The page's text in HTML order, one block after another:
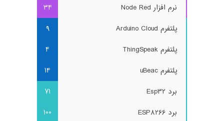
نرم افزار Node Red
34
پلتفرم Arduino Cloud
9
پلتفرم ThingSpeak
4
پلتفرم uBeac
14
برد Esp32
71
برد ESP8266
100